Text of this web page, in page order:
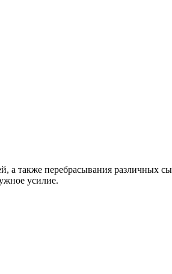
а также перебрасывания различных
усилие.